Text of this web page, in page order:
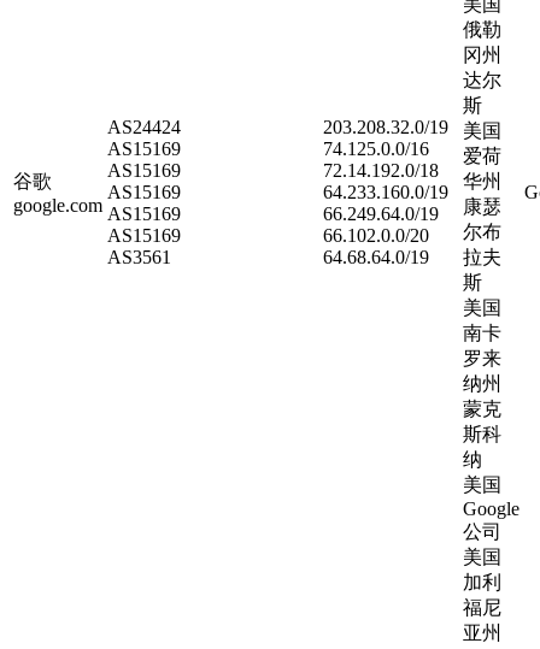
谷歌
google.com
AS24424
AS15169
AS15169
AS15169
AS15169
AS15169
AS3561
203.208.32.0/19
74.125.0.0/16
72.14.192.0/18
64.233.160.0/19
66.249.64.0/19
66.102.0.0/20
64.68.64.0/19
俄勒
冈州
达尔
斯
美国
爱荷
华州
康瑟
尔布
拉夫
斯
美国
南卡
罗来
纳州
蒙克
斯科
纳
美国
Google
公司
美国
加利
福尼
亚州